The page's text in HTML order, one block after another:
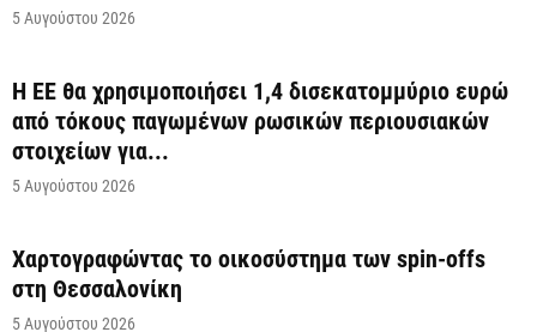
5 Αυγούστου 2026
Η ΕΕ θα χρησιμοποιήσει 1,4 δισεκατομμύριο ευρώ
από τόκους παγωμένων ρωσικών περιουσιακών
στοιχείων για...
5 Αυγούστου 2026
Χαρτογραφώντας το οικοσύστημα των spin-offs
στη Θεσσαλονίκη
5 Αυγούστου 2026